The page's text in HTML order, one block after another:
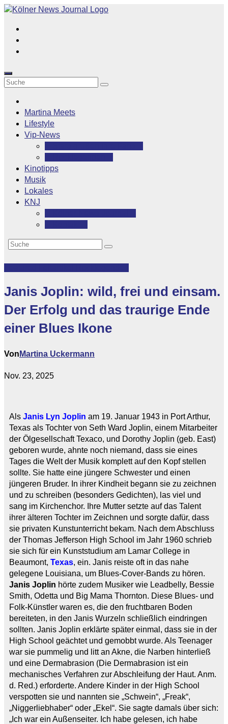
Zum
springen
Martina Meets
Lifestyle
Vip-News
Kinotipps
Musik
Lokales
KNJ
Janis Joplin: wild, frei und einsam.
Der Erfolg und das traurige Ende
einer Blues Ikone
Von Martina Uckermann
Nov. 23, 2025
Als Janis Lyn Joplin am 19. Januar 1943 in Port Arthur,
Texas als Tochter von Seth Ward Joplin, einem Mitarbeiter
der Ölgesellschaft Texaco, und Dorothy Joplin (geb. East)
geboren wurde, ahnte noch niemand, dass sie eines
Tages die Welt der Musik komplett auf den Kopf stellen
sollte. Sie hatte eine jüngere Schwester und einen
jüngeren Bruder. In ihrer Kindheit begann sie zu zeichnen
und zu schreiben (besonders Gedichten), las viel und
sang im Kirchenchor. Ihre Mutter setzte auf das Talent
ihrer älteren Tochter im Zeichnen und sorgte dafür, dass
sie privaten Kunstunterricht bekam. Nach dem Abschluss
der Thomas Jefferson High School im Jahr 1960 schrieb
sie sich für ein Kunststudium am Lamar College in
Beaumont, Texas, ein. Janis reiste oft in das nahe
gelegene Louisiana, um Blues-Cover-Bands zu hören.
Janis Joplin hörte zudem Musiker wie Leadbelly, Bessie
Smith, Odetta und Big Mama Thornton. Diese Blues- und
Folk-Künstler waren es, die den fruchtbaren Boden
bereiteten, in den Janis Wurzeln schließlich eindringen
sollten. Janis Joplin erklärte später einmal, dass sie in der
High School geächtet und gemobbt wurde. Als Teenager
war sie pummelig und litt an Akne, die Narben hinterließ
und eine Dermabrasion (Die Dermabrasion ist ein
mechanisches Verfahren zur Abschleifung der Haut. Anm.
d. Red.) erforderte. Andere Kinder in der High School
verspotten sie und nannten sie „Schwein“, „Freak“,
„Niggerliebhaber“ oder „Ekel“. Sie sagte damals über sich:
„Ich war ein Außenseiter. Ich habe gelesen, ich habe